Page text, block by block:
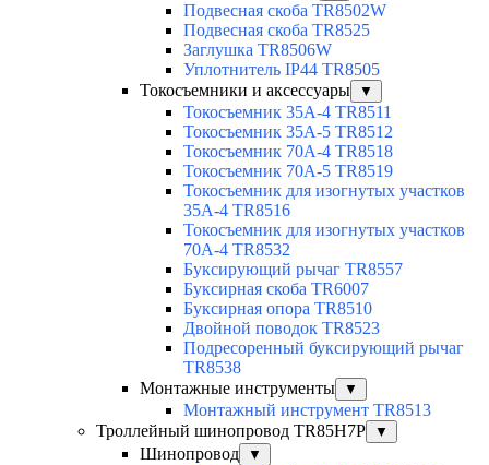
Подвесная скоба TR8502W
Подвесная скоба TR8525
Заглушка TR8506W
Уплотнитель IP44 TR8505
Токосъемники и аксессуары
▼
Токосъемник 35А-4 TR8511
Токосъемник 35А-5 TR8512
Токосъемник 70А-4 TR8518
Токосъемник 70А-5 TR8519
Токосъемник для изогнутых участков
35А-4 TR8516
Токосъемник для изогнутых участков
70А-4 TR8532
Буксирующий рычаг TR8557
Буксирная скоба TR6007
Буксирная опора TR8510
Двойной поводок TR8523
Подресоренный буксирующий рычаг
TR8538
Монтажные инструменты
▼
Монтажный инструмент TR8513
Троллейный шинопровод TR85H7P
▼
Шинопровод ▼